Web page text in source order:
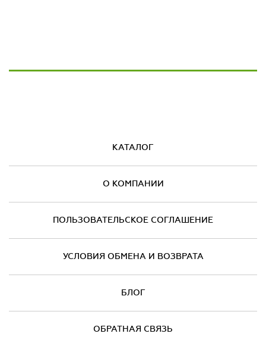
КАТАЛОГ
О КОМПАНИИ
ПОЛЬЗОВАТЕЛЬСКОЕ СОГЛАШЕНИЕ
УСЛОВИЯ ОБМЕНА И ВОЗВРАТА
БЛОГ
ОБРАТНАЯ СВЯЗЬ